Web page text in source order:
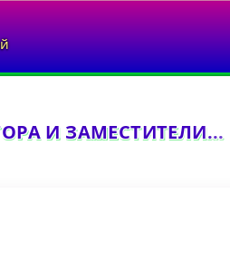
И ЗАМЕСТИТЕЛИ...